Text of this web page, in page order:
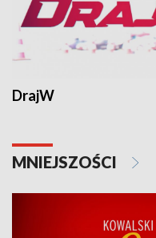
DrajW
MNIEJSZOŚCI